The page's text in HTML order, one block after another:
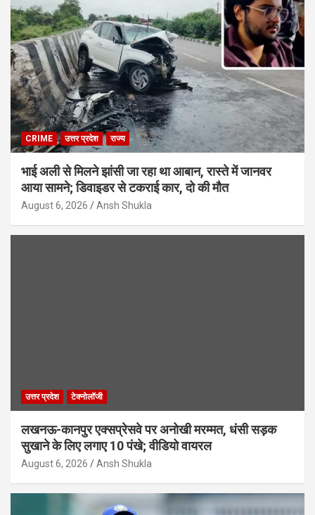
CRIME उत्तर प्रदेश राज्य
भाई अली से मिलने झांसी जा रहा था आबान, रास्ते में जानवर
आया सामने; डिवाइडर से टकराई कार, दो की मौत
August 6, 2026 Ansh Shukla
उत्तर प्रदेश टेक्नोलॉजी
लखनऊ-कानपुर एक्सप्रेसवे पर अनोखी मरम्मत, धंसी सड़क
सुखाने के लिए लगाए 10 पंखे; वीडियो वायरल
August 6, 2026 Ansh Shukla